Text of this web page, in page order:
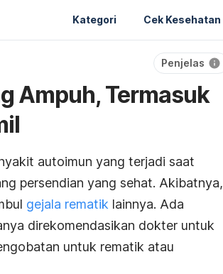
Kategori Cek Kesehatan
Penjelas
Ampuh, Termasuk
autoimun yang terjadi saat
persendian yang sehat. Akibatnya,
gejala rematik lainnya. Ada
direkomendasikan dokter untuk
untuk rematik atau